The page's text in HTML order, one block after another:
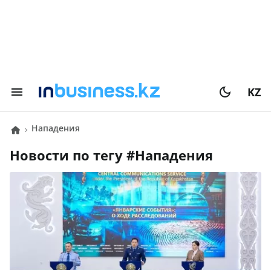
KZ
нападения
Новости по тегу # нападения